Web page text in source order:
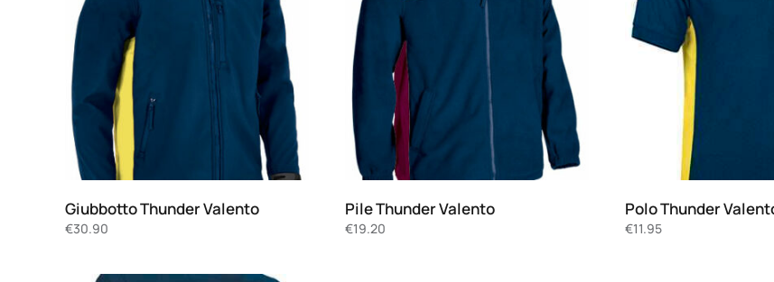
Giubbotto Thunder Valento
€30.90
Pile Thunder Valento
€19.20
Polo Thunder
€11.95